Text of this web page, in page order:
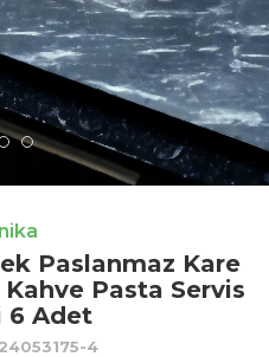
Paslanmaz Kare
Pasta Servis
6 Adet
24053175-4